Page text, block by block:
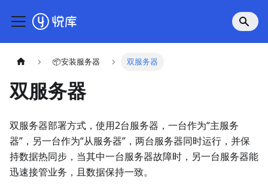
📦安装服务器 双服务器
双服务器
双服务器部署方式，使用2台服务器，一台作为“主服务
器”，另一台作为“从服务器”，两台服务器同时运行，并保
持数据热同步，当其中一台服务器故障时，另一台服务器能
迅速接管业务，且数据保持一致。